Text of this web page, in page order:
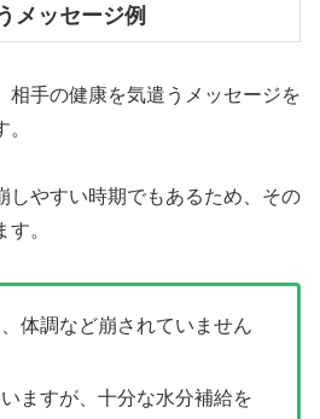
メッセージ例
相手の健康を気遣うメッセージを
しやすい時期でもあるため、その
。
、体調など崩されていません
いますが、十分な水分補給を